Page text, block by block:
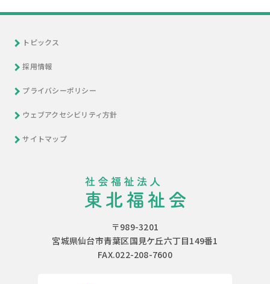
トピックス
採用情報
プライバシーポリシー
ウェブアクセシビリティ方針
サイトマップ
〒989-3201
宮城県仙台市青葉区国見ケ丘六丁目149番1
FAX.022-208-7600